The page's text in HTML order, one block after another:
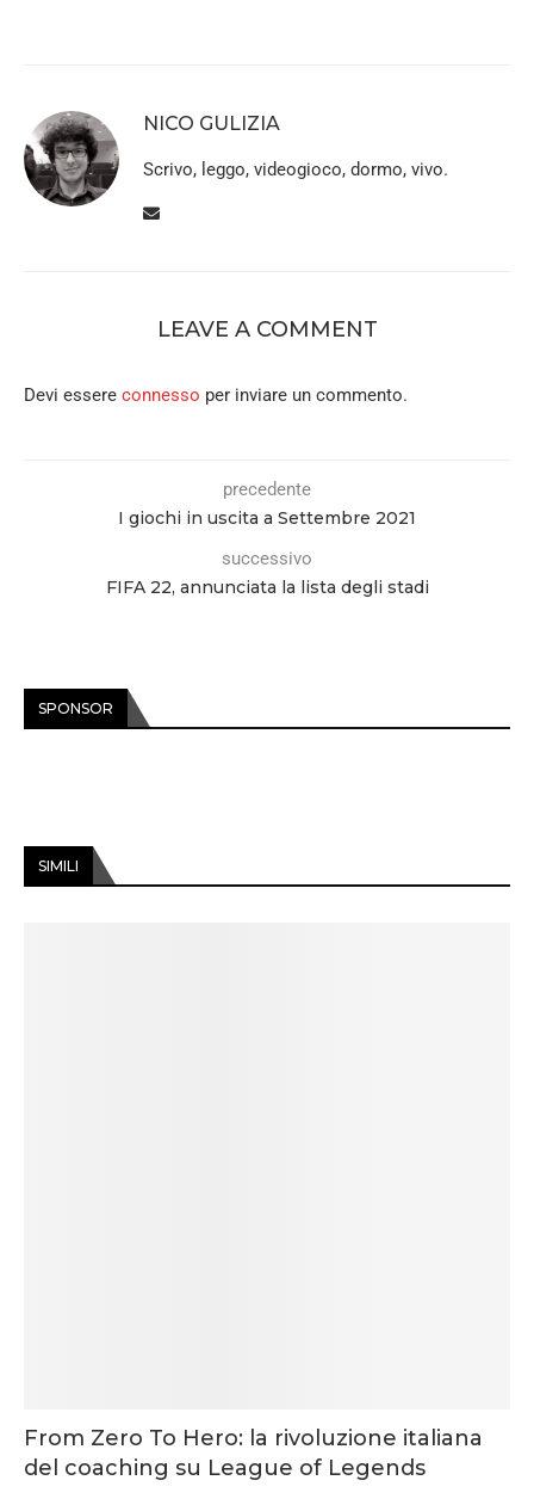
NICO GULIZIA
Scrivo, leggo, videogioco, dormo, vivo.
LEAVE A COMMENT
Devi essere connesso per inviare un commento.
precedente
I giochi in uscita a Settembre 2021
successivo
FIFA 22, annunciata la lista degli stadi
SPONSOR
SIMILI
From Zero To Hero: la rivoluzione italiana
del coaching su League of Legends